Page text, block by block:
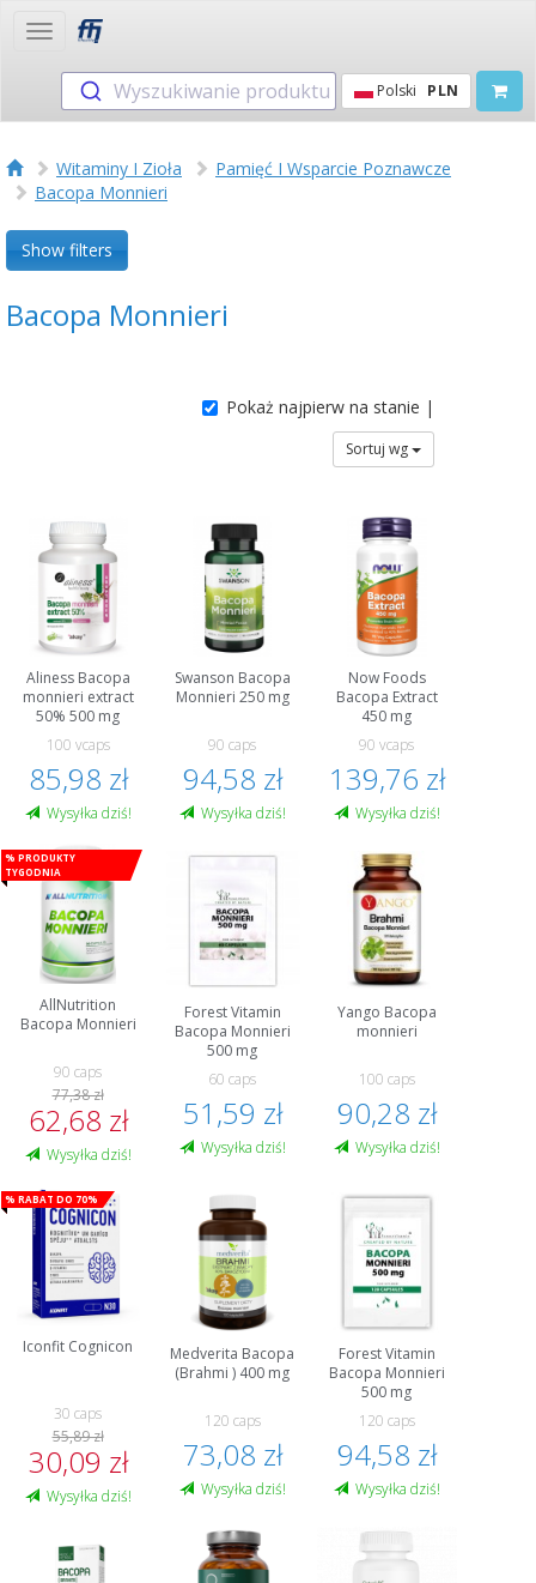
Toggle
Wyszukiwanie produktu Polski PLN
Witaminy I Zioła
Pamięć I Wsparcie Poznawcze
Bacopa Monnieri
Show filters
Bacopa Monnieri
Pokaż najpierw na stanie |
Sortuj wg
Aliness Bacopa
monnieri extract
50% 500 mg
100 vcaps
85,98 zł
Wysyłka dziś!
Swanson Bacopa
Monnieri 250 mg
90 caps
94,58 zł
Wysyłka dziś!
Now Foods
Bacopa Extract
450 mg
90 vcaps
139,76 zł
Wysyłka dziś!
% Produkty
tygodnia
AllNutrition
Bacopa Monnieri
90 caps
77,38 zł
62,68 zł
Wysyłka dziś!
Forest Vitamin
Bacopa Monnieri
500 mg
60 caps
51,59 zł
Wysyłka dziś!
Yango Bacopa
monnieri
100 caps
90,28 zł
Wysyłka dziś!
% Rabat do 70%
Iconfit Cognicon
30 caps
55,89 zł
30,09 zł
Wysyłka dziś!
Medverita Bacopa
(Brahmi ) 400 mg
120 caps
73,08 zł
Wysyłka dziś!
Forest Vitamin
Bacopa Monnieri
500 mg
120 caps
94,58 zł
Wysyłka dziś!